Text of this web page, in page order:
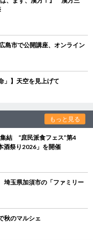
島市で公開講座、オンライン
」】天空を見上げて
もっと見る
結 “庶民派食フェス”第4
酒祭り2026」を開催
玉県加須市の「ファミリー
秋のマルシェ